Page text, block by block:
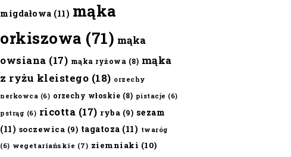
migdałowa (11) mąka
orkiszowa (71) mąka
owsiana (17) mąka ryżowa (8) mąka
z ryżu kleistego (18) orzechy
nerkowca (6) orzechy włoskie (8) pistacje (6)
pstrąg (6) ricotta (17) ryba (9) sezam
(11) soczewica (9) tagatoza (11) twaróg
(6) wegetariańskie (7) ziemniaki (10)